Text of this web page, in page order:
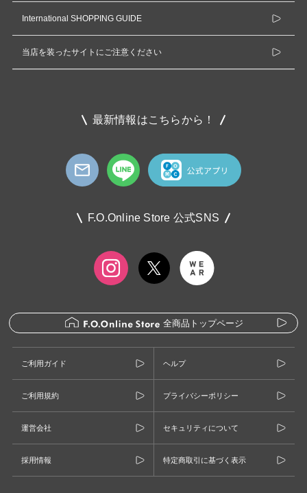
International SHOPPING GUIDE
当店を装ったサイトにご注意ください
最新情報はこちらから！
F.O.Online Store 公式SNS
全商品トップページ
ご利用ガイド ヘルプ
ご利用規約 プライバシーポリシー
運営会社 セキュリティについて
採用情報 特定商取引に基づく表示